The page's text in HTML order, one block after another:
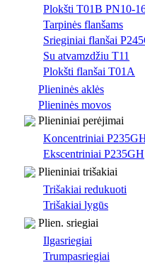
Plokšti T01B PN10-
Tarpinės flanšams
Srieginiai flanšai
Su atvamzdžiu T11
Plokšti flanšai T01A
Plieninės aklės
Plieninės movos
Plieniniai perėjimai
Koncentriniai
Ekscentriniai P235GH
Plieniniai trišakiai
Trišakiai redukuoti
Trišakiai lygūs
Plien. sriegiai
Ilgasriegiai
Trumpasriegiai